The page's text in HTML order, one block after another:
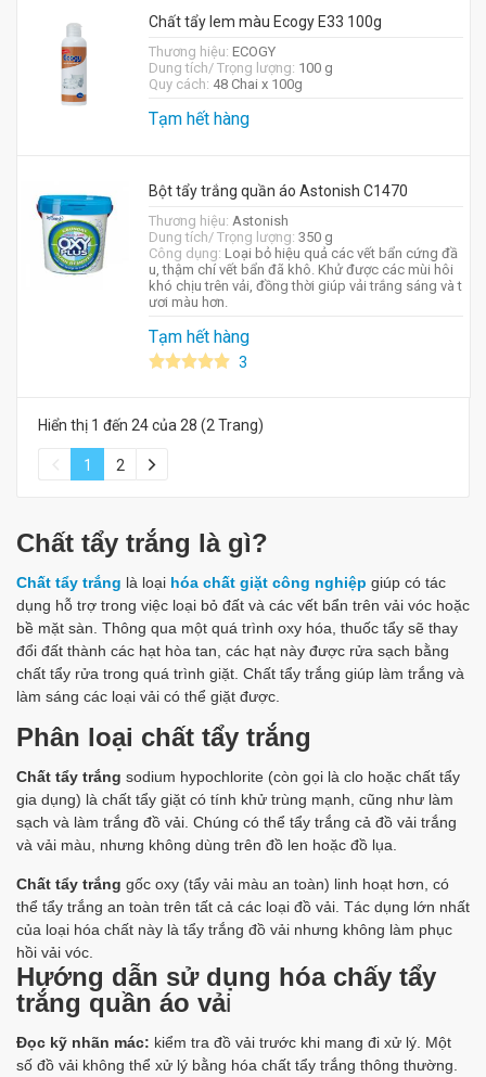
Chất tẩy lem màu Ecogy E33 100g
Thương hiệu: ECOGY
Dung tích/ Trọng lượng: 100 g
Quy cách: 48 Chai x 100g
Tạm hết hàng
Bột tẩy trắng quần áo Astonish C1470
Thương hiệu: Astonish
Dung tích/ Trọng lượng: 350 g
Công dụng: Loại bỏ hiệu quả các vết bẩn cứng đầ
u, thậm chí vết bẩn đã khô. Khử được các mùi hôi
khó chịu trên vải, đồng thời giúp vải trắng sáng và t
ươi màu hơn.
Tạm hết hàng
3
Hiển thị 1 đến 24 của 28 (2 Trang)
1 2
Chất tẩy trắng là gì?
Chất tẩy trắng là loại hóa chất giặt công nghiệp giúp có tác
dụng hỗ trợ trong việc loại bỏ đất và các vết bẩn trên vải vóc hoặc
bề mặt sàn. Thông qua một quá trình oxy hóa, thuốc tẩy sẽ thay
đổi đất thành các hạt hòa tan, các hạt này được rửa sạch bằng
chất tẩy rửa trong quá trình giặt. Chất tẩy trắng giúp làm trắng và
làm sáng các loại vải có thể giặt được.
Phân loại chất tẩy trắng
Chất tẩy trắng sodium hypochlorite (còn gọi là clo hoặc chất tẩy
gia dụng) là chất tẩy giặt có tính khử trùng mạnh, cũng như làm
sạch và làm trắng đồ vải. Chúng có thể tẩy trắng cả đồ vải trắng
và vải màu, nhưng không dùng trên đồ len hoặc đồ lụa.
Chất tẩy trắng gốc oxy (tẩy vải màu an toàn) linh hoạt hơn, có
thể tẩy trắng an toàn trên tất cả các loại đồ vải. Tác dụng lớn nhất
của loại hóa chất này là tẩy trắng đồ vải nhưng không làm phục
hồi vải vóc.
Hướng dẫn sử dụng hóa chấy tẩy
trắng quần áo vải
Đọc kỹ nhãn mác: kiểm tra đồ vải trước khi mang đi xử lý. Một
số đồ vải không thể xử lý bằng hóa chất tẩy trắng thông thường.